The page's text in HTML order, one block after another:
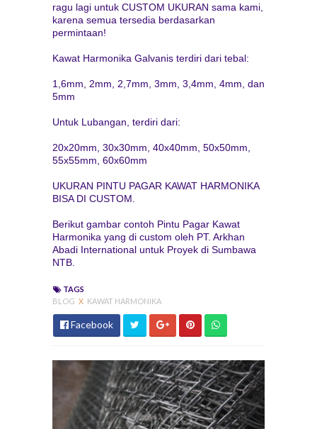
ragu lagi untuk CUSTOM UKURAN sama kami,
karena semua tersedia berdasarkan
permintaan!
Kawat Harmonika Galvanis terdiri dari tebal:
1,6mm, 2mm, 2,7mm, 3mm, 3,4mm, 4mm, dan
5mm
Untuk Lubangan, terdiri dari:
20x20mm, 30x30mm, 40x40mm, 50x50mm,
55x55mm, 60x60mm
UKURAN PINTU PAGAR KAWAT HARMONIKA
BISA DI CUSTOM.
Berikut gambar contoh Pintu Pagar Kawat
Harmonika yang di custom oleh PT. Arkhan
Abadi International untuk Proyek di Sumbawa
NTB.
TAGS
BLOG X KAWAT HARMONIKA
Facebook